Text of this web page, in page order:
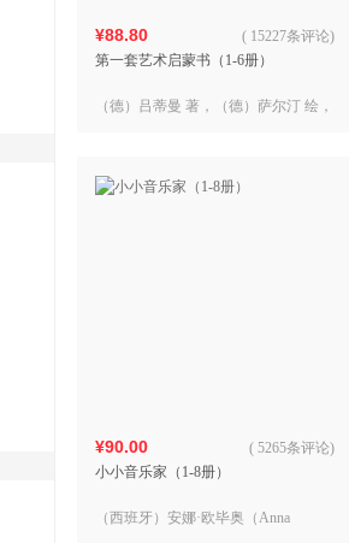
¥88.80
第一套艺术启蒙书（1-6册）
( 15227条评论)
（德）吕蒂曼 著，（德）萨尔汀 绘，
¥90.00
小小音乐家（1-8册）
( 5265条评论)
（西班牙）安娜·欧毕奥（Anna